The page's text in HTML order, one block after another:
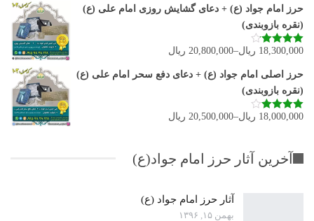
حرز امام جواد (ع) + دعای گشایش روزی امام علی (ع)
(نقره بازوبندی)
نمره4.11
18,300,000 ریال–
20,800,000 ریال
حرز اصلی امام جواد (ع) + دعای دفع سحر امام علی (ع)
(نقره بازوبندی)
نمره4.00
18,000,000 ریال–
20,500,000 ریال
آخرین آثار حرز امام جواد(ع)
آثار حرز امام جواد (ع)
بهمن ۱۵, ۱۳۹۶